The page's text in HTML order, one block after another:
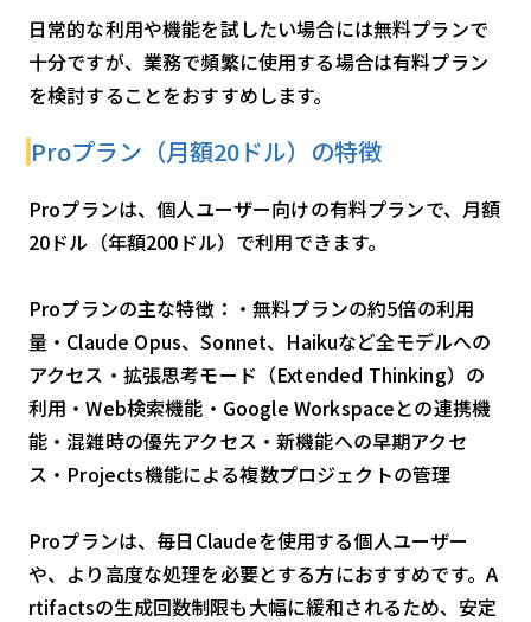
日常的な利用や機能を試したい場合には無料プランで
十分ですが、業務で頻繁に使用する場合は有料プラン
を検討することをおすすめします。
Proプラン（月額20ドル）の特徴
Proプランは、個人ユーザー向けの有料プランで、月額
20ドル（年額200ドル）で利用できます。
Proプランの主な特徴：・無料プランの約5倍の利用
量・Claude Opus、Sonnet、Haikuなど全モデルへの
アクセス・拡張思考モード（Extended Thinking）の
利用・Web検索機能・Google Workspaceとの連携機
能・混雑時の優先アクセス・新機能への早期アクセ
ス・Projects機能による複数プロジェクトの管理
Proプランは、毎日Claudeを使用する個人ユーザー
や、より高度な処理を必要とする方におすすめです。A
rtifactsの生成回数制限も大幅に緩和されるため、安定